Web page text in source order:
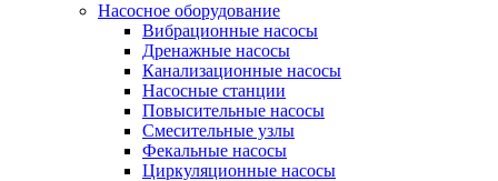
Насосное оборудование
Вибрационные насосы
Дренажные насосы
Канализационные насосы
Насосные станции
Повысительные насосы
Смесительные узлы
Фекальные насосы
Циркуляционные насосы